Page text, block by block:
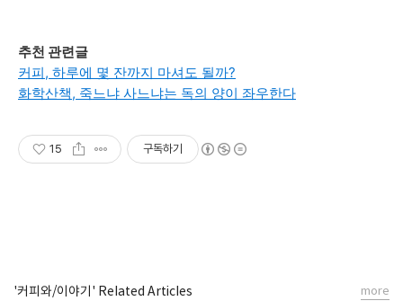
추천 관련글
커피, 하루에 몇 잔까지 마셔도 될까?
화학산책, 죽느냐 사느냐는 독의 양이 좌우한다
15 구독하기
'커피와/이야기' Related Articles more